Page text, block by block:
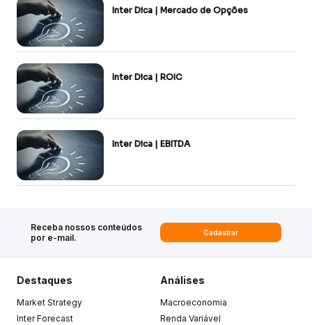
Inter Dica | Mercado de Opções
Inter Dica | ROIC
Inter Dica | EBITDA
Receba nossos conteúdos
por e-mail.
Cadastrar
Destaques
Market Strategy
Inter Forecast
Análises
Macroeconomia
Renda Variável